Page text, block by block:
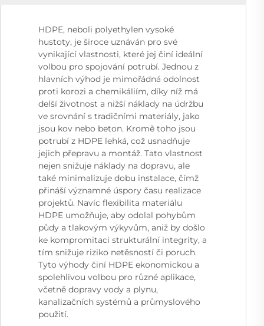
HDPE, neboli polyethylen vysoké
hustoty, je široce uznáván pro své
vynikající vlastnosti, které jej činí ideální
volbou pro spojování potrubí. Jednou z
hlavních výhod je mimořádná odolnost
proti korozi a chemikáliím, díky níž má
delší životnost a nižší náklady na údržbu
ve srovnání s tradičními materiály, jako
jsou kov nebo beton. Kromě toho jsou
potrubí z HDPE lehká, což usnadňuje
jejich přepravu a montáž. Tato vlastnost
nejen snižuje náklady na dopravu, ale
také minimalizuje dobu instalace, čímž
přináší významné úspory času realizace
projektů. Navíc flexibilita materiálu
HDPE umožňuje, aby odolal pohybům
půdy a tlakovým výkyvům, aniž by došlo
ke kompromitaci strukturální integrity, a
tím snižuje riziko netěsností či poruch.
Tyto výhody činí HDPE ekonomickou a
spolehlivou volbou pro různé aplikace,
včetně dopravy vody a plynu,
kanalizačních systémů a průmyslového
použití.